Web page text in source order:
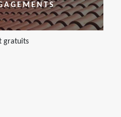
gratuits